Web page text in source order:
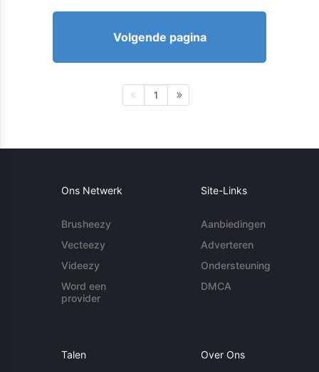
Volgende pagina
1
Ons Netwerk
Brusheezy
Vecteezy
Videezy
Word een
provider
Site-Links
Aanbiedingen
Adverteren
Ondersteuning
DMCA
Talen Over Ons